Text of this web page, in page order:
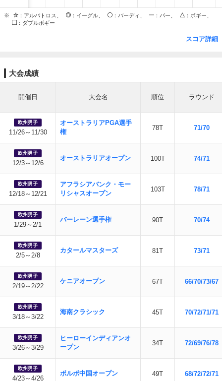
※ ：アルバトロス、 ：イーグル、 ：バーディ、 ：パー、
：ボギー、
：ダブルボギー
スコア詳細
大会成績
開催日 大会名 順位 ラウンド
欧州男子
11/26～11/30
オーストラリアPGA選手
権
78T 71/70
欧州男子
12/3～12/6
オーストラリアオープン 100T 74/71
欧州男子
12/18～12/21
アフラシアバンク・モー
リシャスオープン
103T 78/71
欧州男子
1/29～2/1
バーレーン選手権 90T 70/74
欧州男子
2/5～2/8
カタールマスターズ 81T 73/71
欧州男子
2/19～2/22
ケニアオープン 67T 66/70/73/67
欧州男子
3/18～3/22
海南クラシック 45T 70/72/71/71
欧州男子
3/26～3/29
ヒーローインディアンオ
ープン
34T 72/69/76/78
欧州男子
4/23～4/26
ボルボ中国オープン 49T 68/72/72/71